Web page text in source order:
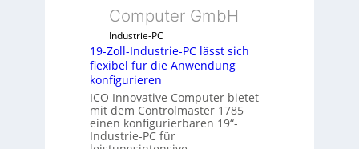
i
h
s
e
m
Computer GmbH
Industrie-PC
19-Zoll-Industrie-PC lässt sich
flexibel für die Anwendung
konfigurieren
ICO Innovative Computer bietet
mit dem Controlmaster 1785
einen konfigurierbaren 19“-
Industrie-PC für